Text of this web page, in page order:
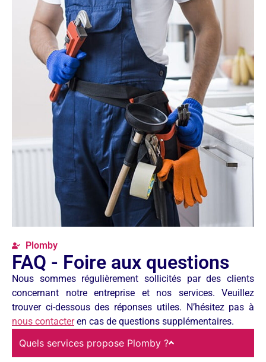
Plomby
FAQ - Foire aux questions
Nous sommes régulièrement sollicités par des clients
concernant notre entreprise et nos services. Veuillez
trouver ci-dessous des réponses utiles. N’hésitez pas à
nous contacteren cas de questions supplémentaires.
Quels services propose Plomby ?